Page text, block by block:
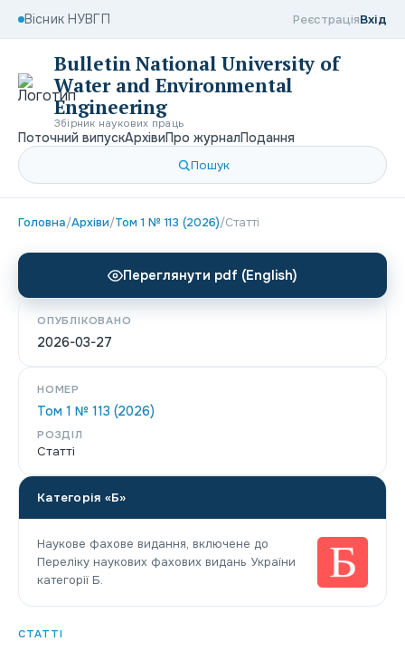
Вісник НУВГП РеєстраціяВхід
Bulletin National University of
Water and Environmental
Engineering
Збірник наукових праць
Поточний випускАрхівиПро журналПодання
Пошук
Головна/Архіви/Том 1 № 113 (2026)/Статті
СТАТТІ
Переглянути pdf (English)
ОПУБЛІКОВАНО
2026-03-27
НОМЕР
Том 1 № 113 (2026)
РОЗДІЛ
Статті
Категорія «Б»
Наукове фахове видання, включене до
Переліку наукових фахових видань України
категорії Б.